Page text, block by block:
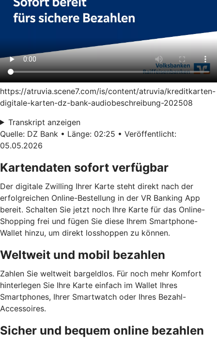
https://atruvia.scene7.com/is/content/atruvia/kreditkarten-
digitale-karten-dz-bank-audiobeschreibung-202508
Transkript anzeigen
Quelle: DZ Bank • Länge: 02:25 • Veröffentlicht:
05.05.2026
Kartendaten sofort verfügbar
Der digitale Zwilling Ihrer Karte steht direkt nach der
erfolgreichen Online-Bestellung in der VR Banking App
bereit. Schalten Sie jetzt noch Ihre Karte für das Online-
Shopping frei und fügen Sie diese Ihrem Smartphone-
Wallet hinzu, um direkt losshoppen zu können.
Weltweit und mobil bezahlen
Zahlen Sie weltweit bargeldlos. Für noch mehr Komfort
hinterlegen Sie Ihre Karte einfach im Wallet Ihres
Smartphones, Ihrer Smartwatch oder Ihres Bezahl-
Accessoires.
Sicher und bequem online bezahlen